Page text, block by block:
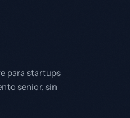
para startups
senior, sin